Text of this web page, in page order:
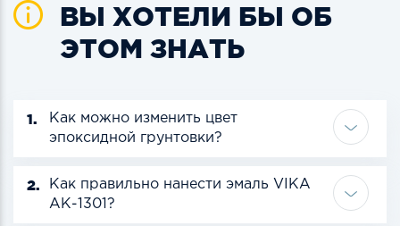
ВЫ ХОТЕЛИ БЫ ОБ
ЭТОМ ЗНАТЬ
1.
Как можно изменить цвет
эпоксидной грунтовки?
2.
Как правильно нанести эмаль VIKA
АК-1301?